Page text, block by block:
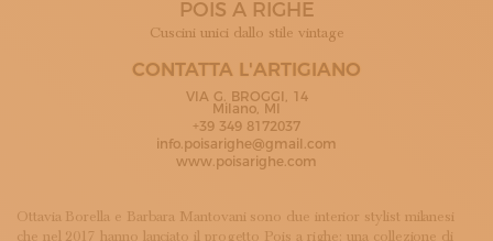
ISCRIVITI ALLA NEWSLETTER
LOGIN
POIS A RIGHE
Cuscini unici dallo stile vintage
CONTATTA L'ARTIGIANO
VIA G. BROGGI, 14
Milano, MI
+39 349 8172037
info.poisarighe@gmail.com
www.poisarighe.com
Ottavia Borella e Barbara Mantovani sono due interior stylist milanesi
che nel 2017 hanno lanciato il progetto Pois a righe: una collezione di